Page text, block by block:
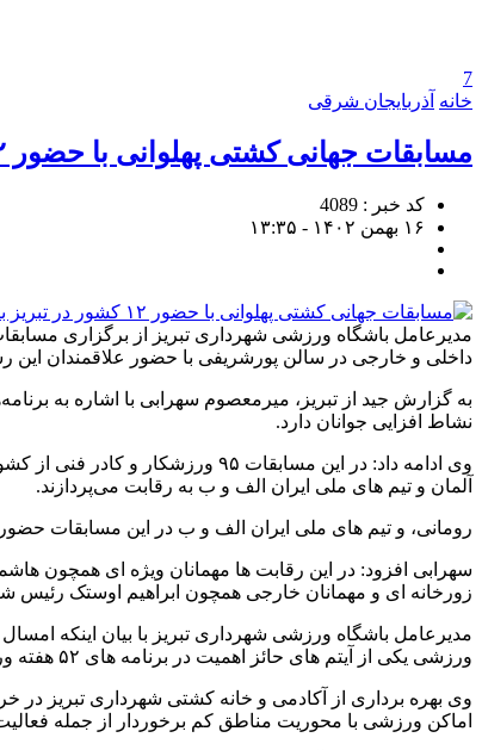
7
خانه آذربایجان شرقی
مسابقات جهانی کشتی پهلوانی با حضور ۱۲ کشور در تبریز برگزار می‌شود
کد خبر : 4089
۱۶ بهمن ۱۴۰۲ - ۱۳:۳۵
داخلی و خارجی در سالن پورشریفی با حضور علاقمندان
نشاط افزایی جوانان دارد.
وی ادامه داد: در این مسابقات
آلمان و تیم های ملی ایران الف و ب به رقابت می‌پردازند.
رومانی، و تیم های ملی ایران الف و ب در این مسابقات
سهرابی افزود: در این رقابت ها مهمانان ویژه ای همچون
زورخانه ای و مهمانان خارجی همچون ابراهیم اوستک
مدیرعامل باشگاه ورزشی شهرداری تبریز با بیان اینکه
ورزشی یکی از آیتم های حائز اهمیت در برنامه های ۵۲ هفته ورزشی شهرداری تبریز است و بر همین اساس در زمینه ایجاد انگیزه و نشاط در میان ورزشکاران و شهروندان این مسابقات برپا می شود.
وی بهره برداری از آکادمی و خانه کشتی شهرداری تبریز در
اماکن ورزشی با محوریت مناطق کم برخوردار از جمله